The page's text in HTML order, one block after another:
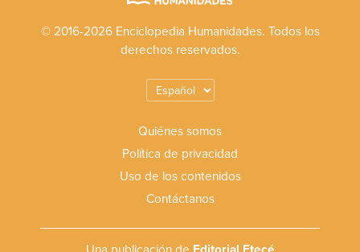
© 2016-2026 Enciclopedia Humanidades. Todos los
derechos reservados.
Quiénes somos
Política de privacidad
Uso de los contenidos
Contáctanos